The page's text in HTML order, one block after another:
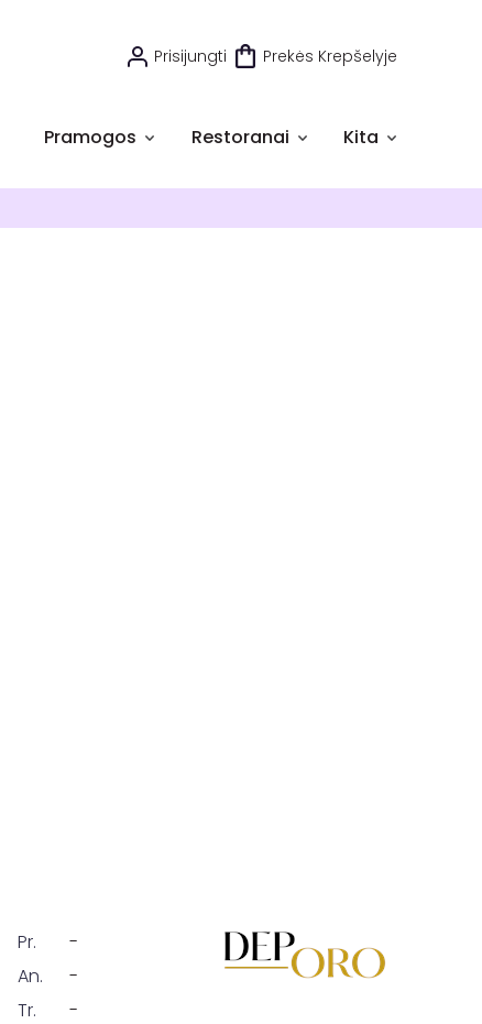
Prisijungti Prekės Krepšelyje
Pramogos Restoranai Kita
Pr.
-
An.
-
Tr.
-